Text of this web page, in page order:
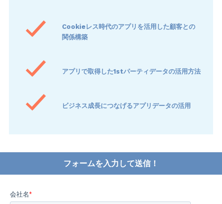
Cookieレス時代のアプリを活用した顧客との
関係構築
アプリで取得した1stパーティデータの活用方法
ビジネス成長につなげるアプリデータの活用